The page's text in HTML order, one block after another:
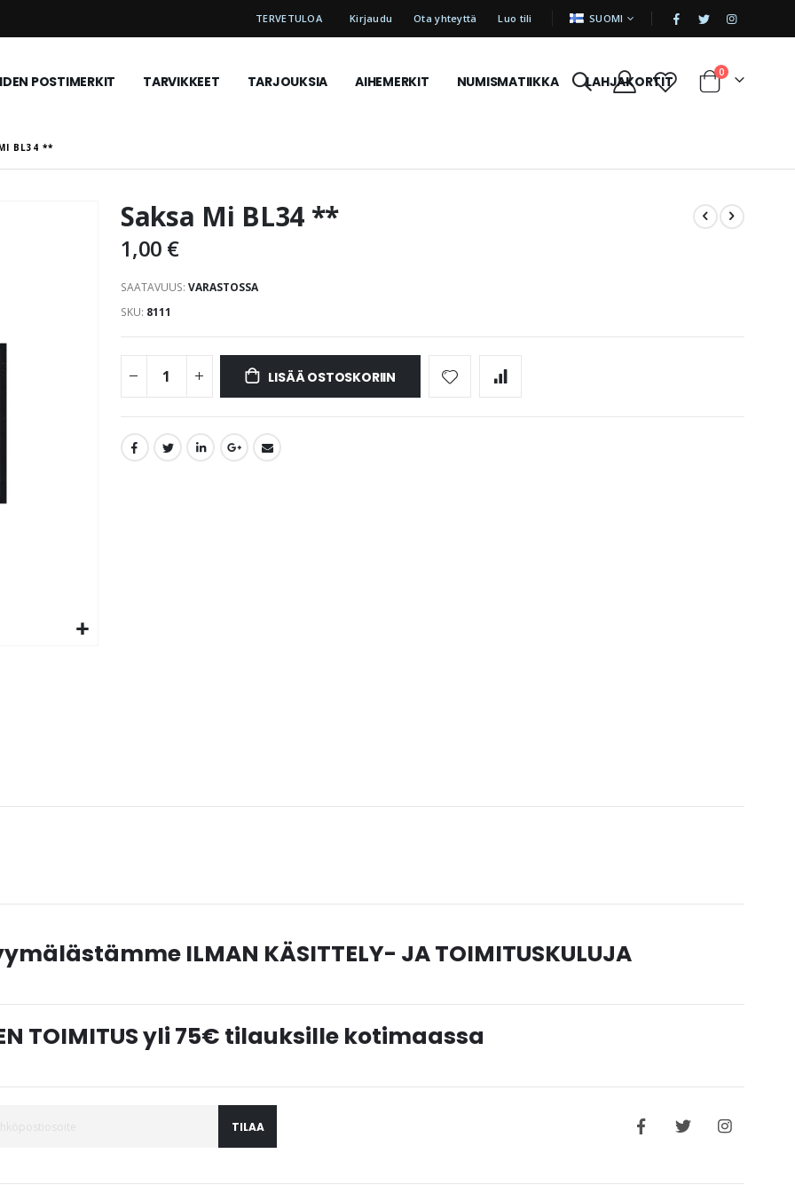
TERVETULOA Kirjaudu Ota yhteyttä Luo tili KIELI SUOMI |
POSTIMERKIT TARVIKKEET TARJOUKSIA AIHEMERKIT NUMISMATIIKKA LAHJAKORTIT Cart
0tuotetta
BL34 **
Saksa Mi BL34 **
1,00 €
SAATAVUUS: VARASTOSSA
SKU 8111
LISÄÄ OSTOSKORIIN
ILMAN KÄSITTELY- JA TOIMITUSKULUJA
TOIMITUS yli 75€ tilauksille kotimaassa
TILAA